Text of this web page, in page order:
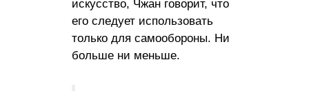
искусство, Чжан говорит, что
его следует использовать
только для самообороны. Ни
больше ни меньше.